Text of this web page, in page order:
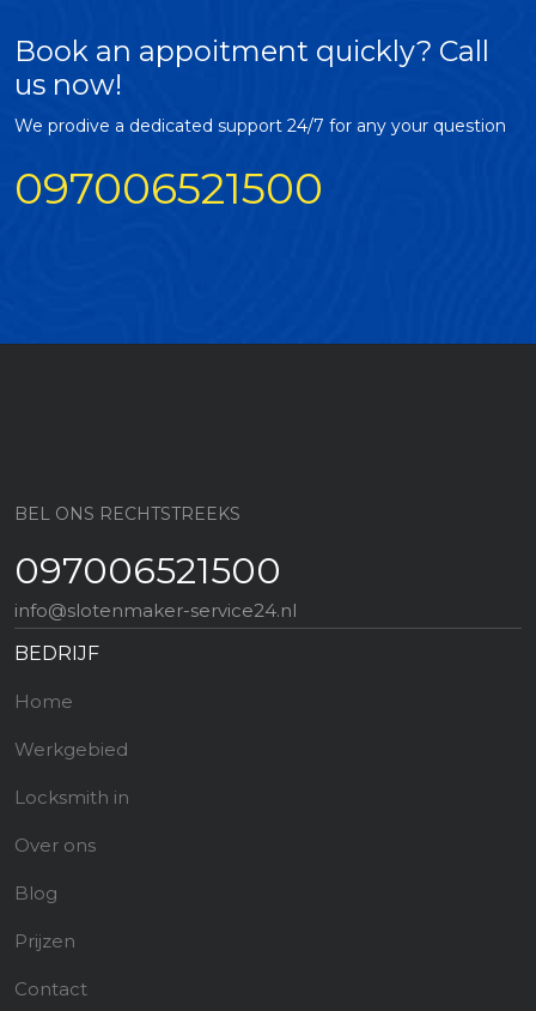
Book an appoitment quickly? Call
us now!
We prodive a dedicated support 24/7 for any your question
097006521500
BEL ONS RECHTSTREEKS
097006521500
info@slotenmaker-service24.nl
BEDRIJF
Home
Werkgebied
Locksmith in
Over ons
Blog
Prijzen
Contact